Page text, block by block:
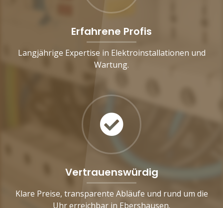
Erfahrene Profis
Langjährige Expertise in Elektroinstallationen und
Wartung.
Vertrauenswürdig
Klare Preise, transparente Abläufe und rund um die
Uhr erreichbar in Ebershausen.